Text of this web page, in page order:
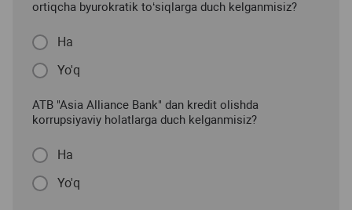
ortiqcha byurokratik to‘siqlarga duch kelganmisiz?
Ha
Yo'q
ATB "Asia Alliance Bank" dan kredit olishda
korrupsiyaviy holatlarga duch kelganmisiz?
Ha
Yo'q